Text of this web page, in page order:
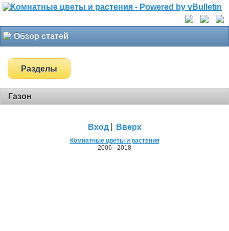
Обзор статей
Разделы
Газон
Вход Вверх
Комнатные цветы и растения
2006 - 2018